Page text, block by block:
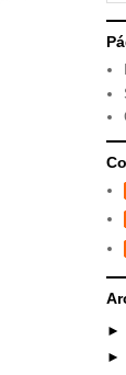
►
►